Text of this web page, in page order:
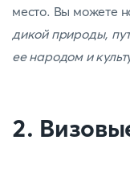
место. Вы можете
дикой природы,
ее народом и
2.